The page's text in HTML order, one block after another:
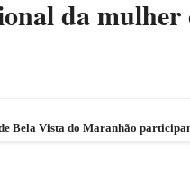
da mulher
Bela Vista do Maranhão